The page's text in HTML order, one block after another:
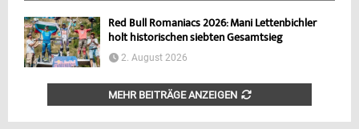
Red Bull Romaniacs 2026: Mani Lettenbichler
holt historischen siebten Gesamtsieg
2. August 2026
MEHR BEITRÄGE ANZEIGEN